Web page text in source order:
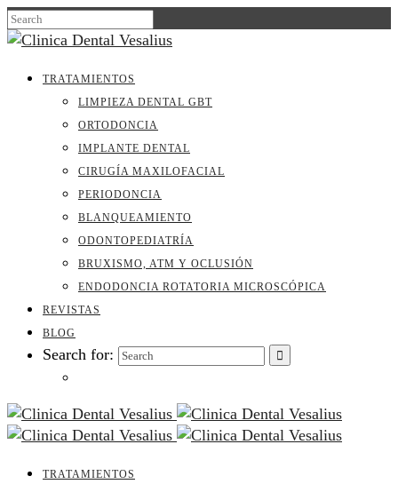
TRATAMIENTOS
LIMPIEZA DENTAL GBT
ORTODONCIA
IMPLANTE DENTAL
CIRUGÍA MAXILOFACIAL
PERIODONCIA
BLANQUEAMIENTO
ODONTOPEDIATRÍA
BRUXISMO, ATM Y OCLUSIÓN
ENDODONCIA ROTATORIA MICROSCÓPICA
REVISTAS
BLOG
Search for:
TRATAMIENTOS